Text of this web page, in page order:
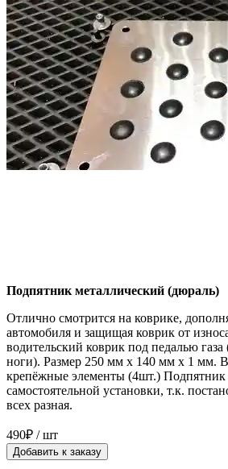
Подпятник металлический (дюраль)
Отлично смотрится на коврике,
автомобиля и защищая коврик от
водительский коврик под педалью газа
ноги). Размер 250 мм x 140 мм x 1 мм.
крепёжные элементы (4шт.) Подпятник
самостоятельной установки, т.к.
всех разная.
490₽ / шт
Добавить к заказу